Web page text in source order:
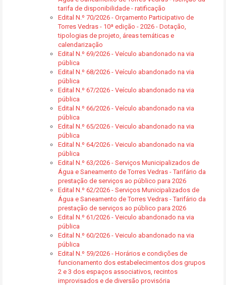
tarifa de disponibilidade - ratificação
Edital N.º 70/2026 - Orçamento Participativo de
Torres Vedras - 10ª edição - 2026 - Dotação,
tipologias de projeto, áreas temáticas e
calendarização
Edital N.º 69/2026 - Veículo abandonado na via
pública
Edital N.º 68/2026 - Veículo abandonado na via
pública
Edital N.º 67/2026 - Veículo abandonado na via
pública
Edital N.º 66/2026 - Veículo abandonado na via
pública
Edital N.º 65/2026 - Veiculo abandonado na via
pública
Edital N.º 64/2026 - Veiculo abandonado na via
pública
Edital N.º 63/2026 - Serviços Municipalizados de
Água e Saneamento de Torres Vedras - Tarifário da
prestação de serviços ao público para 2026
Edital N.º 62/2026 - Serviços Municipalizados de
Água e Saneamento de Torres Vedras - Tarifário da
prestação de serviços ao público para 2026
Edital N.º 61/2026 - Veiculo abandonado na via
pública
Edital N.º 60/2026 - Veiculo abandonado na via
pública
Edital N.º 59/2026 - Horários e condições de
funcionamento dos estabelecimentos dos grupos
2 e 3 dos espaços associativos, recintos
improvisados e de diversão provisória